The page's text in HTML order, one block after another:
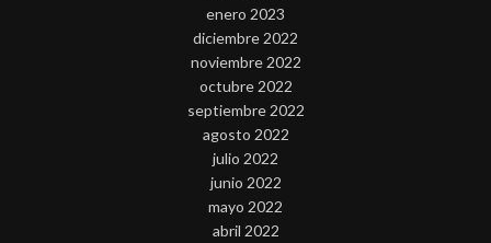
enero 2023
diciembre 2022
noviembre 2022
octubre 2022
septiembre 2022
agosto 2022
julio 2022
junio 2022
mayo 2022
abril 2022